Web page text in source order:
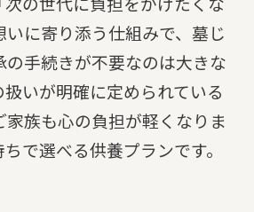
に寄り添う仕組みで、墓じ
の手続きが不要なのは大きな
いが明確に定められている
家族も心の負担が軽くなりま
で選べる供養プランです。